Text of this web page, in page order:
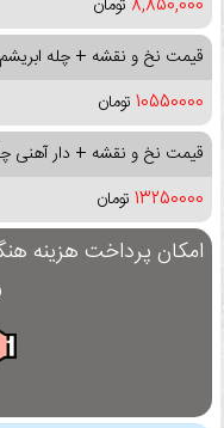
قیمت نخ و نقشه + چله
10550000 تومان
قیمت نخ و نقشه + دار آهنی
13250000 تومان
امکان پرداخت هزینه